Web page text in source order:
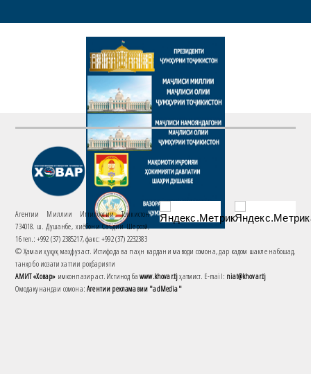
Агентии Миллии Иттилоотии Тоҷикистон
734018. ш. Душанбе, хиёбони Саъдии Шерозӣ,
16 тел.: +992 (37) 2385217, факс: +992 (37) 2232383
© Ҳамаи ҳуқуқ маҳфуз аст. Истифода ва паҳн кардани маводи сомона, дар кадом шакле набошад,
танҳо бо иҷозати хаттии роҳбарияти
АМИТ «Ховар» имконпазир аст. Истинод баwww.khovar.tjҳатмист. E-mail: niat@khovar.tj
Омодакунандаи сомона:Агентии рекламавии "adMedia"